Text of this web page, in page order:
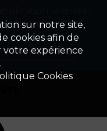
sur notre site,
cookies afin de
votre expérience
Cookies
l'installer.
l'application